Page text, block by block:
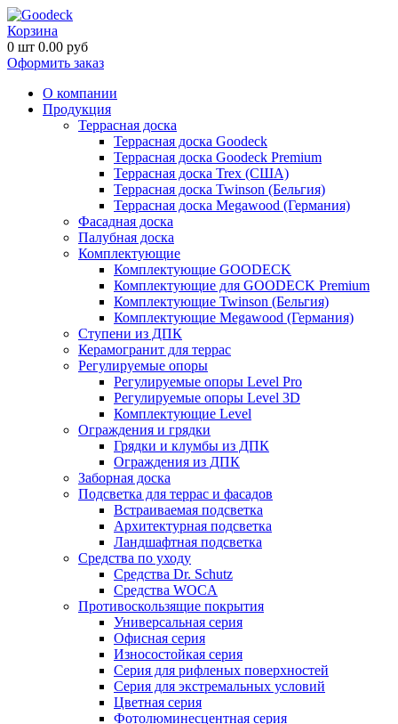
Корзина
0 шт 0.00 руб
Оформить заказ
О компании
Продукция
Террасная доска
Террасная доска Goodeck
Террасная доска Goodeck Premium
Террасная доска Trex (США)
Террасная доска Twinson (Бельгия)
Террасная доска Megawood (Германия)
Фасадная доска
Палубная доска
Комплектующие
Комплектующие GOODECK
Комплектующие для GOODECK Premium
Комплектующие Twinson (Бельгия)
Комплектующие Megawood (Германия)
Ступени из ДПК
Керамогранит для террас
Регулируемые опоры
Регулируемые опоры Level Pro
Регулируемые опоры Level 3D
Комплектующие Level
Ограждения и грядки
Грядки и клумбы из ДПК
Ограждения из ДПК
Заборная доска
Подсветка для террас и фасадов
Встраиваемая подсветка
Архитектурная подсветка
Ландшафтная подсветка
Средства по уходу
Средства Dr. Schutz
Средства WOCA
Противоскользящие покрытия
Универсальная серия
Офисная серия
Износостойкая серия
Серия для рифленых поверхностей
Серия для экстремальных условий
Цветная серия
Фотолюминесцентная серия